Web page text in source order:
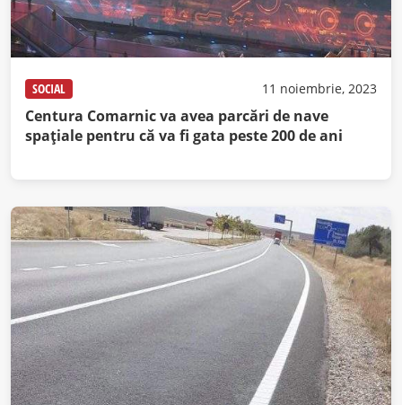
SOCIAL 11 noiembrie, 2023
Centura Comarnic va avea parcări de nave
spațiale pentru că va fi gata peste 200 de ani